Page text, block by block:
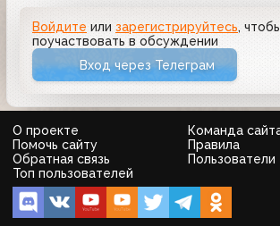
Войдите или зарегистрируйтесь,
поучаствовать в обсуждении
Вход через Телеграм
О проекте
Команда
Помочь сайту
Правила
Обратная связь
Пользователи
Топ пользователей